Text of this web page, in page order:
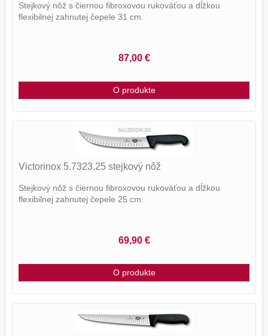
Stejkový nôž s čiernou fibroxovou rukoväťou a dĺžkou
flexibilnej zahnutej čepele 31 cm.
87,00 €
O produkte
Victorinox 5.7323.25 stejkový nôž
Stejkový nôž s čiernou fibroxovou rukoväťou a dĺžkou
flexibilnej zahnutej čepele 25 cm.
69,90 €
O produkte